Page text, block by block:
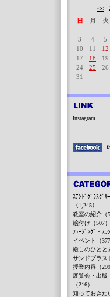
<<
日
月 火
3
4 5
10
11 12
17
18 19
24
25 26
31
Instagram
ｽﾃﾝﾄﾞｸﾞﾗｽｸﾞ
（1,245）
教室の紹介（
絵付け（507）
ﾌｭｰｼﾞﾝｸﾞ・ｽﾗ
イベント（377
癒しのひとと
サンドブラス
授業内容（299
展覧会・出版
（216）
知っておきた